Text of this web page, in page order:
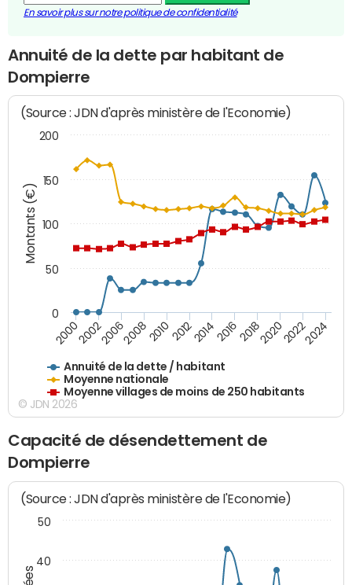
En savoir plus sur notre politique de confidentialité
Annuité de la dette par habitant de
Dompierre
Montants (€)
(Source : JDN d'après ministère de l'Economie)
Annuité de la dette / habitant
Moyenne nationale
Moyenne villages de moins de 250 habitants
200020022006200820102012201420162018202020222024
0
50
100
150
200
© JDN 2026
Capacité de désendettement de
Dompierre
(Source : JDN d'après ministère de l'Economie)
40
50